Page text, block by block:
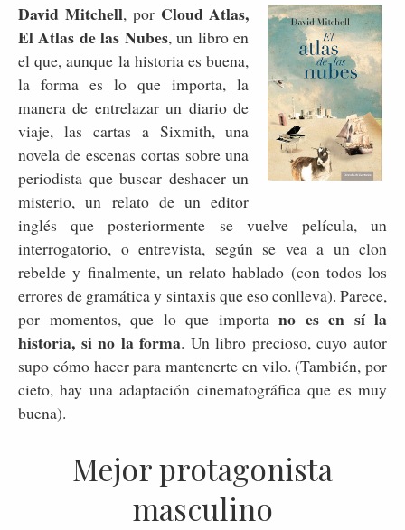
David Mitchell, por Cloud Atlas,
El Atlas de las Nubes, un libro en
el que, aunque la historia es buena,
la forma es lo que importa, la
manera de entrelazar un diario de
viaje, las cartas a Sixmith, una
novela de escenas cortas sobre una
periodista que buscar deshacer un
misterio, un relato de un editor
inglés que posteriormente se vuelve película, un
interrogatorio, o entrevista, según se vea a un clon
rebelde y finalmente, un relato hablado (con todos los
errores de gramática y sintaxis que eso conlleva). Parece,
por momentos, que lo que importa no es en sí la
historia, si no la forma. Un libro precioso, cuyo autor
supo cómo hacer para mantenerte en vilo. (También, por
cieto, hay una adaptación cinematográfica que es muy
buena).
Mejor protagonista
masculino